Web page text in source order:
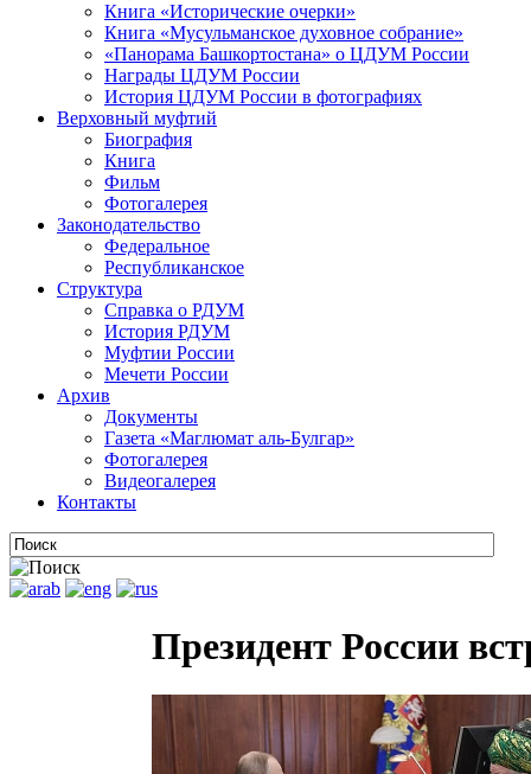
Книга «Исторические очерки»
Книга «Мусульманское духовное собрание»
«Панорама Башкортостана» о ЦДУМ России
Награды ЦДУМ России
История ЦДУМ России в фотографиях
Верховный муфтий
Биография
Книга
Фильм
Фотогалерея
Законодательство
Федеральное
Республиканское
Структура
Справка о РДУМ
История РДУМ
Муфтии России
Мечети России
Архив
Документы
Газета «Маглюмат аль-Булгар»
Фотогалерея
Видеогалерея
Контакты
Президент России